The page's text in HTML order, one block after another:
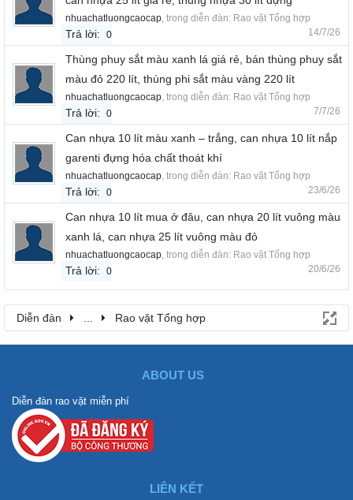
nhuachatluongcaocap, trong diễn đàn: Rao vặt Tổng hợp
Trả lời: 0 14/7/26
Thùng phuy sắt màu xanh lá giá rẻ, bán thùng phuy sắt
màu đỏ 220 lít, thùng phi sắt màu vàng 220 lít
nhuachatluongcaocap, trong diễn đàn: Rao vặt Tổng hợp
Trả lời: 0 7/7/26
Can nhựa 10 lít màu xanh – trắng, can nhựa 10 lít nắp
garenti đựng hóa chất thoát khí
nhuachatluongcaocap, trong diễn đàn: Rao vặt Tổng hợp
Trả lời: 0 23/6/26
Can nhựa 10 lít mua ở đâu, can nhựa 20 lít vuông màu
xanh lá, can nhựa 25 lít vuông màu đỏ
nhuachatluongcaocap, trong diễn đàn: Rao vặt Tổng hợp
Trả lời: 0 20/6/26
Diễn đàn Rao vặt Tổng hợp
ABOUT US
Diễn đàn rao vặt miễn phí
LIÊN KẾT